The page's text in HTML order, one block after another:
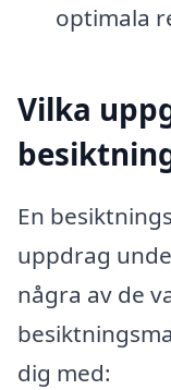
optimala
Vilka
En
uppdrag
några av de
dig med: